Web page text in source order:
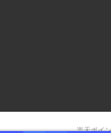
楽天ポイ